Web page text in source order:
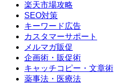
楽天市場攻略
SEO対策
キーワード広告
カスタマーサポート
メルマガ販促
企画術・販促術
キャッチコピー・文章術
薬事法・医療法